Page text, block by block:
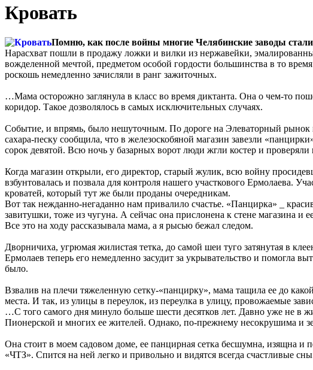
Кровать
Помню, как после войны многие Челябинские заводы
Нарасхват пошли в продажу ложки и вилки из нержавейки,
вожделенной мечтой, предметом особой гордости большинства в то
роскошь немедленно зачисляли в ранг зажиточных.
…Мама осторожно заглянула в класс во время диктанта. Она о чем-то
коридор. Такое дозволялось в самых исключительных случаях.
Событие, и впрямь, было нешуточным. По дороге на Элеваторный рынок
сахара-песку сообщила, что в железоскобяной магазин завезли
сорок девятой. Всю ночь у базарных ворот люди жгли костер и проверяли
Когда магазин открыли, его директор, старый жулик, всю войну
взбунтовалась и позвала для контроля нашего участкового Ермолаева.
кроватей, который тут же были проданы очередникам.
Вот так нежданно-негаданно нам привалило счастье. «Панцирка» _
завитушки, тоже из чугуна. А сейчас она прислонена к стене магазина и
Все это на ходу рассказывала мама, а я рысью бежал следом.
Дворничиха, угрюмая жилистая тетка, до самой шеи туго затянутая в
Ермолаев теперь его немедленно засудит за укрывательство и помогла
было.
Взвалив на плечи тяжеленную сетку-«панцирку», мама тащила ее до
места. И так, из улицы в переулок, из переулка в улицу, провожаемые
…С того самого дня минуло больше шести десятков лет. Давно уже не в
Пионерской и многих ее жителей. Однако, по-прежнему несокрушима и
Она стоит в моем садовом доме, ее панцирная сетка бесшумна, изящна и
«ЧТЗ». Спится на ней легко и привольно и видятся всегда счастливые